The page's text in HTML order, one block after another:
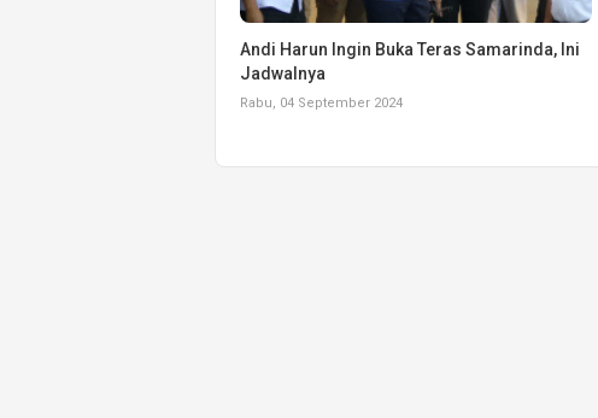
Andi Harun Ingin Buka Teras Samarinda, Ini
Jadwalnya
Rabu, 04 September 2024